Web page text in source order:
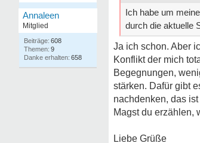
Annaleen
Mitglied
608
9
658
Ich habe um
durch die aktuelle
Ja ich schon. Aber
Konflikt der mich
Begegnungen,
stärken. Dafür gibt
nachdenken, das
Magst du erzählen,
Liebe Grüße